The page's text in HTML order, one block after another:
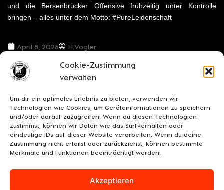
Cookie-Zustimmung
verwalten
Um dir ein optimales Erlebnis zu bieten, verwenden wir
Technologien wie Cookies, um Geräteinformationen zu speichern
und/oder darauf zuzugreifen. Wenn du diesen Technologien
zustimmst, können wir Daten wie das Surfverhalten oder
eindeutige IDs auf dieser Website verarbeiten. Wenn du deine
Zustimmung nicht erteilst oder zurückziehst, können bestimmte
Merkmale und Funktionen beeinträchtigt werden.
Akzeptieren
und die Bersenbrücker Offensive frühzeitig unter Kontrolle
bringen – alles unter dem Motto: #PureLeidenschaft
April 8, 2026 H.Vogler
VORIGER BEITRAG NÄCHSTER BEITRAG